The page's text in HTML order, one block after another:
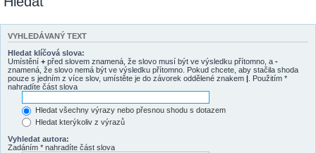
VYHLEDÁVANÝ TEXT
Hledat klíčová slova:
Umístění + před slovem znamená, že slovo musí být ve výsledku přítomno, a -
znamená, že slovo nemá být ve výsledku přítomno. Pokud chcete, aby stačila shoda
pouze s jedním z více slov, umístěte je do závorek oddělené znakem | . Použitím *
nahradíte část slova
Hledat všechny výrazy nebo přesnou shodu s dotazem
Hledat kterýkoliv z výrazů
Vyhledat autora:
Zadáním * nahradíte část slova